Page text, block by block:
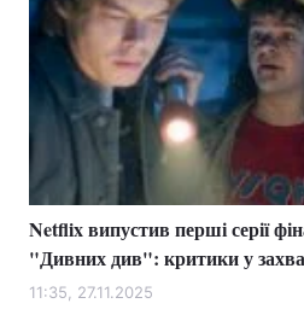
Netflix випустив перші серії
"Дивних див": критики у
11:35, 27.11.2025